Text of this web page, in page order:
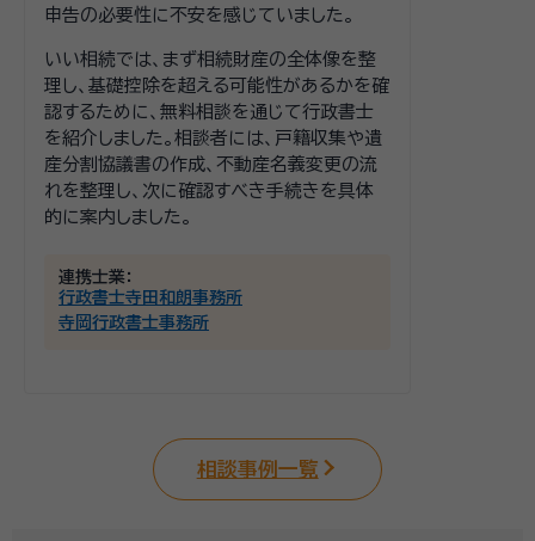
申告の必要性に不安を感じていました。
いい相続では、まず相続財産の全体像を整
理し、基礎控除を超える可能性があるかを確
認するために、無料相談を通じて行政書士
を紹介しました。相談者には、戸籍収集や遺
産分割協議書の作成、不動産名義変更の流
れを整理し、次に確認すべき手続きを具体
的に案内しました。
連携士業：
行政書士寺田和朗事務所
寺岡行政書士事務所
相談事例一覧